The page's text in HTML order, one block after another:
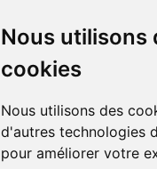
Nous utilisons
cookies
Nous utilisons des
d'autres technologies
pour améliorer votre